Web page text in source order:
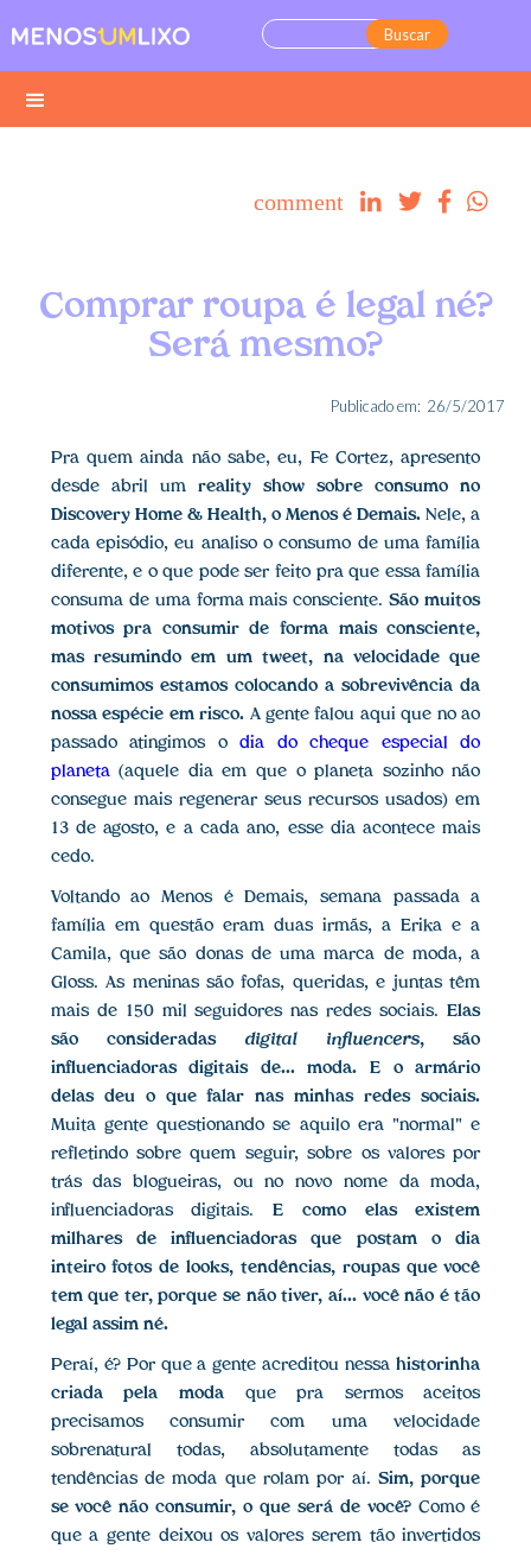
comment    
Comprar roupa é legal né?
Será mesmo?
Publicado em: 26/5/2017
Pra quem ainda não sabe, eu, Fe Cortez, apresento
desde abril um reality show sobre consumo no
Discovery Home & Health, o Menos é Demais. Nele, a
cada episódio, eu analiso o consumo de uma família
diferente, e o que pode ser feito pra que essa família
consuma de uma forma mais consciente.São muitos
motivos pra consumir de forma mais consciente,
mas resumindo em um tweet, na velocidade que
consumimos estamos colocando a sobrevivência da
nossa espécie em risco. A gente falou aqui que no ao
passado atingimos odia do cheque especial do
planeta(aquele dia em que o planeta sozinho não
consegue mais regenerar seus recursos usados) em
13 de agosto, e a cada ano, esse dia acontece mais
cedo.
Voltando ao Menos é Demais, semana passada a
família em questão eram duas irmãs, a Erika e a
Camila, que são donas de uma marca de moda, a
Gloss. As meninas são fofas, queridas, e juntas têm
mais de 150 mil seguidores nas redes sociais.Elas
são consideradas digital influencers, são
influenciadoras digitais de... moda. E o armário
delas deu o que falar nas minhas redes sociais.
Muita gente questionando se aquilo era "normal" e
refletindo sobre quem seguir, sobre os valores por
trás das blogueiras, ou no novo nome da moda,
influenciadoras digitais.E como elas existem
milhares de influenciadoras que postam o dia
inteiro fotos de looks, tendências, roupas que você
tem que ter, porque se não tiver, aí... você não é tão
legal assim né.
Peraí, é? Por que a gente acreditou nessahistorinha
criada pela modaque pra sermos aceitos
precisamos consumir com uma velocidade
sobrenatural todas, absolutamente todas as
tendências de moda que rolam por aí.Sim, porque
se você não consumir, o que será de você?Como é
que a gente deixou os valores serem tão invertidos